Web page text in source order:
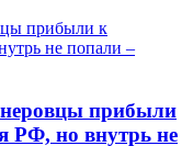
прибыли
РФ, но внутрь не